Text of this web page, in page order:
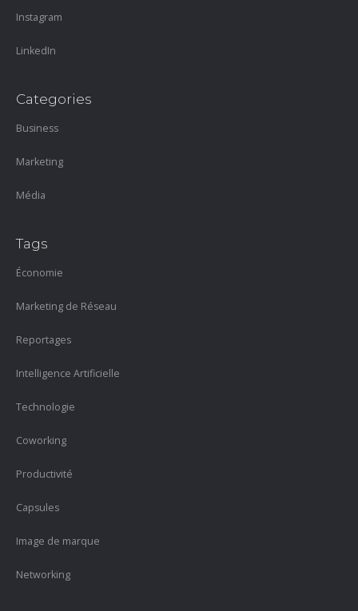
Instagram
LinkedIn
Categories
Business
Marketing
Média
Tags
Économie
Marketing de Réseau
Reportages
Intelligence Artificielle
Technologie
Coworking
Productivité
Capsules
Image de marque
Networking